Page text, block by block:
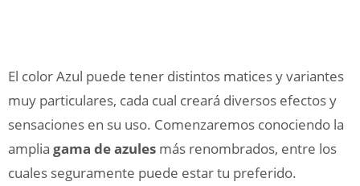
El color Azul puede tener distintos matices y variantes
muy particulares, cada cual creará diversos efectos y
sensaciones en su uso. Comenzaremos conociendo la
amplia gama de azules más renombrados, entre los
cuales seguramente puede estar tu preferido.